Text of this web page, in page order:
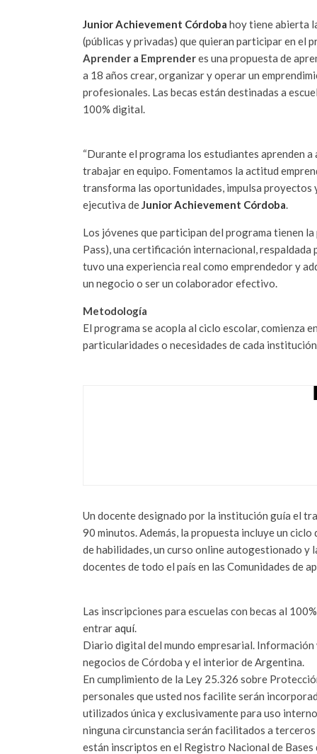
Junior Achievement Córdoba hoy tiene abierta
(públicas y privadas) que quieran participar en el
Aprender a Emprenderes una propuesta de
a 18 años crear, organizar y operar un
profesionales. Las becas están destinadas a
100% digital.
“Durante el programa los estudiantes aprenden
trabajar en equipo. Fomentamos la actitud
transforma las oportunidades, impulsa proyectos
ejecutiva deJunior Achievement Córdoba.
Los jóvenes que participan del programa tienen
Pass), una certificación internacional,
tuvo una experiencia real como emprendedor y
un negocio o ser un colaborador efectivo.
Metodología
El programa se acopla al ciclo escolar, comienza
particularidades o necesidades de cada
Un docente designado por la institución guía el
90 minutos. Además, la propuesta incluye un
de habilidades, un curso online autogestionado y
docentes de todo el país en las Comunidades de
Las inscripciones para escuelas con becas al
entraraquí.
Diario digital del mundo empresarial.
negocios de Córdoba y el interior de Argentina.
En cumplimiento de la Ley 25.326 sobre
personales que usted nos facilite serán
utilizados única y exclusivamente para uso
ninguna circunstancia serán facilitados a
están inscriptos en el Registro Nacional de